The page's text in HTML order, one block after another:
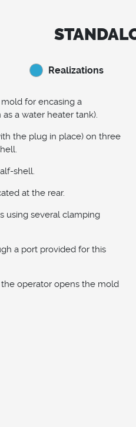
Realizations
for encasing a
a water heater tank).
the plug in place) on three
shell.
at the rear.
using several clamping
a port provided for this
operator opens the mold